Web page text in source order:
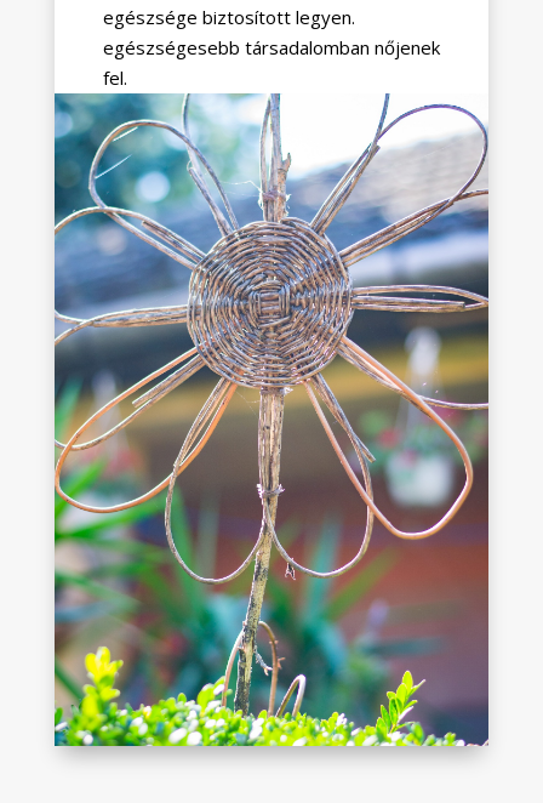
egészsége biztosított legyen.
egészségesebb társadalomban nőjenek
fel.